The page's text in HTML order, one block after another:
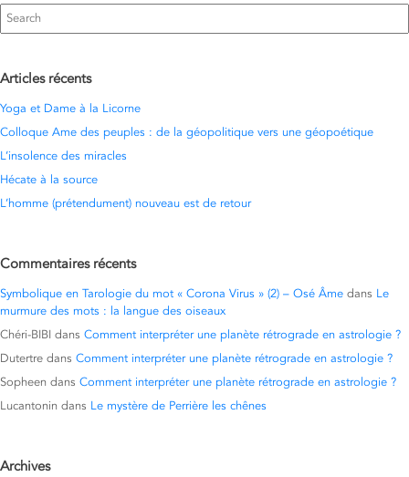
Search
for:
Articles récents
Yoga et Dame à la Licorne
Colloque Ame des peuples : de la géopolitique vers une géopoétique
L’insolence des miracles
Hécate à la source
L’homme (prétendument) nouveau est de retour
Commentaires récents
Symbolique en Tarologie du mot « Corona Virus » (2) – Osé Âme dans Le
murmure des mots : la langue des oiseaux
Chéri-BIBI dans Comment interpréter une planète rétrograde en astrologie ?
Dutertre dans Comment interpréter une planète rétrograde en astrologie ?
Sopheen dans Comment interpréter une planète rétrograde en astrologie ?
Lucantonin dans Le mystère de Perrière les chênes
Archives